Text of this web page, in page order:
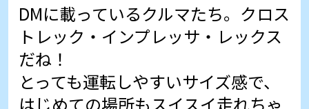
DMに載っているクルマたち。クロス
トレック・インプレッサ・レックス
だね！
とっても運転しやすいサイズ感で、
はじめての場所もスイスイ走れちゃ